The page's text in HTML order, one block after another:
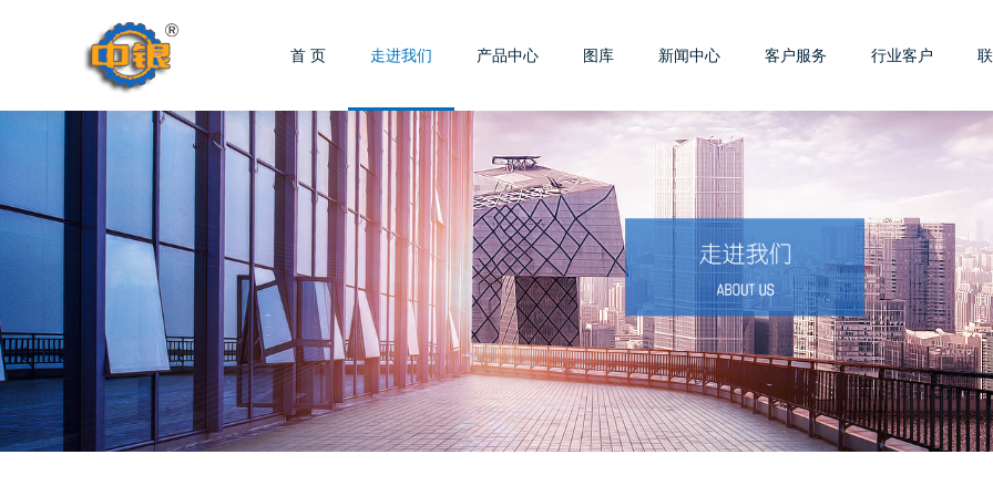
首 页 走进我们 产品中心 图库 新闻中心 客户服务 行业客户